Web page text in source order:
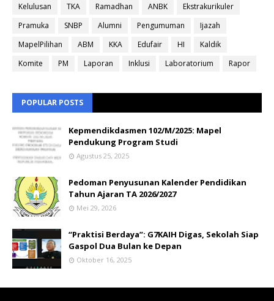
Kelulusan
TKA Ramadhan ANBK
Ekstrakurikuler
Pramuka
SNBP Alumni Pengumuman
Ijazah
MapelPilihan
ABM KKA Edufair HI
Kaldik
Komite
PM Laporan Inklusi Laboratorium Rapor
POPULAR POSTS
Kepmendikdasmen 102/M/2025: Mapel
Pendukung Program Studi
Agustus 25, 2025
Pedoman Penyusunan Kalender Pendidikan
Tahun Ajaran TA 2026/2027
Mei 29, 2026
“Praktisi Berdaya”: G7KAIH Digas, Sekolah Siap
Gaspol Dua Bulan ke Depan
Oktober 16, 2025